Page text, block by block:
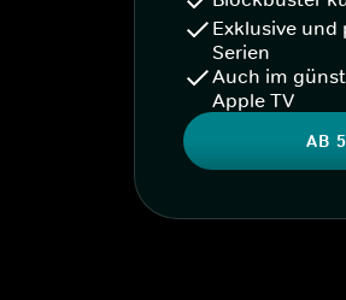
Exklusive und
Serien
Auch im
Apple TV
AB